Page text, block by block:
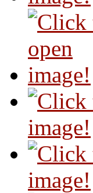
image!
image!